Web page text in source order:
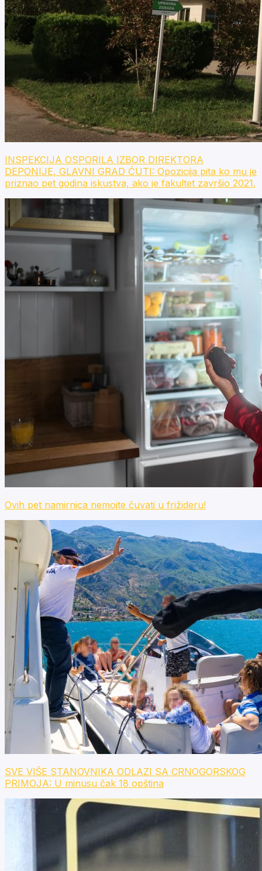
INSPEKCIJA OSPORILA IZBOR DIREKTORA
DEPONIJE, GLAVNI GRAD ĆUTI: Opozicija pita ko mu je
priznao pet godina iskustva, ako je fakultet završio 2021.
Ovih pet namirnica nemojte čuvati u frižideru!
SVE VIŠE STANOVNIKA ODLAZI SA CRNOGORSKOG
PRIMOJA: U minusu čak 18 opština